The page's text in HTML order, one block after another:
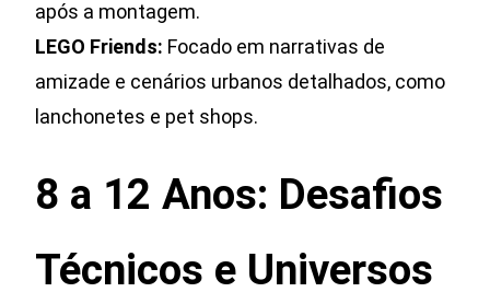
após a montagem.
LEGO Friends: Focado em narrativas de
amizade e cenários urbanos detalhados, como
lanchonetes e pet shops.
8 a 12 Anos: Desafios
Técnicos e Universos